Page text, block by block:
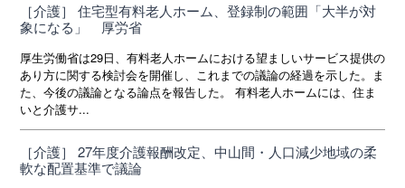
［介護］ 住宅型有料老人ホーム、登録制の範囲「大半が対
象になる」 厚労省
厚生労働省は29日、有料老人ホームにおける望ましいサービス提供の
あり方に関する検討会を開催し、これまでの議論の経過を示した。ま
た、今後の議論となる論点を報告した。 有料老人ホームには、住ま
いと介護サ...
［介護］ 27年度介護報酬改定、中山間・人口減少地域の柔
軟な配置基準で議論